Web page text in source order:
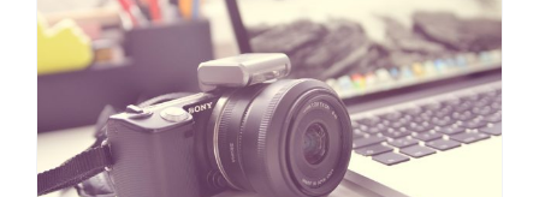
Nola konprimitu irudiak
kalitatea galdu gabe: 5
doako tresna